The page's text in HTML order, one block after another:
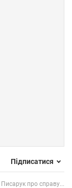
Підписатися
Писарук про справу...